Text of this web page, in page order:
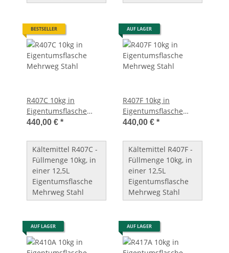
BESTSELLER
R407C 10kg in
Eigentumsflasche
Mehrweg Stahl
440,00 € *
Kältemittel R407C -
Füllmenge 10kg, in
einer 12,5L
Eigentumsflasche
Mehrweg Stahl
AUF LAGER
R407F 10kg in
Eigentumsflasche
Mehrweg Stahl
440,00 € *
Kältemittel R407F -
Füllmenge 10kg, in
einer 12,5L
Eigentumsflasche
Mehrweg Stahl
AUF LAGER AUF LAGER